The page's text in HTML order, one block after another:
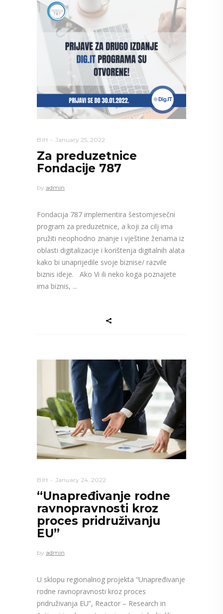
BIH January 25, 2022
Za preduzetnice
Fondacije 787
by admin
Fondacija 787 implementira šestomjesečni
program za preduzetnice, a koji za cilj ima
pružiti neophodno znanje i vještine ženama iz
oblasti digitalizacije i korištenja digitalnih alata
kako bi unaprijedile svoje biznise/ razvile
biznis ideje. Ako Vi ili neko koga poznajete
ima biznis,
BIH January 24, 2022
“Unapređivanje rodne
ravnopravnosti kroz
proces pridruživanju
EU”
by admin
U sklopu regionalnog projekta “Unapređivanje
rodne ravnopravnosti kroz proces
pridruživanja EU”, Reactor – Research in